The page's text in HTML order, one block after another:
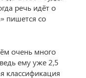
речь идёт о
пишется со
очень много
ему уже 2,5
классификация